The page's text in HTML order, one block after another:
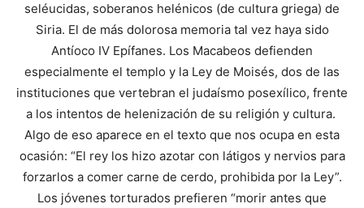
seléucidas, soberanos helénicos (de cultura griega) de
Siria. El de más dolorosa memoria tal vez haya sido
Antíoco IV Epífanes. Los Macabeos defienden
especialmente el templo y la Ley de Moisés, dos de las
instituciones que vertebran el judaísmo posexílico, frente
a los intentos de helenización de su religión y cultura.
Algo de eso aparece en el texto que nos ocupa en esta
ocasión: “El rey los hizo azotar con látigos y nervios para
forzarlos a comer carne de cerdo, prohibida por la Ley”.
Los jóvenes torturados prefieren “morir antes que